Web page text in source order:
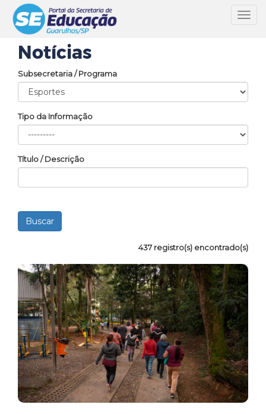
Notícias
Subsecretaria / Programa
Tipo da Informação
Título / Descrição
437 registro(s) encontrado(s)